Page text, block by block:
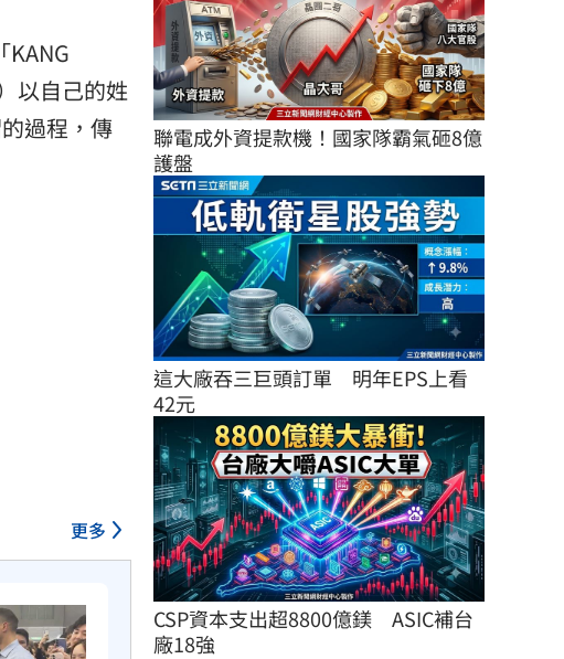
以自己的姓
過程，傳
更多
聯電成外資提款機！國家隊霸氣砸8億
護盤
這大廠吞三巨頭訂單　明年EPS上看
42元
CSP資本支出超8800億鎂　ASIC補台
廠18強